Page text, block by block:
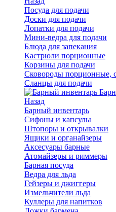
Посуда для подачи
Доски для подачи
Лопатки для подачи
Мини-ведра для подачи
Блюда для запекания
Кастрюли порционные
Корзины для подачи
Сковороды порционные,
Сланцы для подачи
Назад
Барный инвентарь
Сифоны и капсулы
Штопоры и открывалки
Ящики и органайзеры
Аксесуары барные
Атомайзеры и риммеры
Барная посуда
Ведра для льда
Гейзеры и джиггеры
Измельчители льда
Куллеры для напитков